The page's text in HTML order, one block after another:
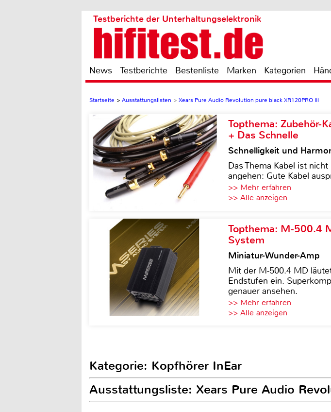
Testberichte der Unterhaltungselektronik
News Testberichte Bestenliste Marken Kategorien
Startseite > Ausstattungslisten > Xears Pure Audio Revolution pure black XR120PRO III
Topthema: Zubehör-
+ Das Schnelle
Schnelligkeit und
Das Thema Kabel ist
angehen: Gute Kabel
>> Mehr erfahren
>> Alle anzeigen
Topthema: M-500.4
System
Miniatur-Wunder-Amp
Mit der M-500.4 MD
Endstufen ein.
genauer ansehen.
>> Mehr erfahren
>> Alle anzeigen
Kategorie: Kopfhörer InEar
Ausstattungsliste: Xears Pure Audio